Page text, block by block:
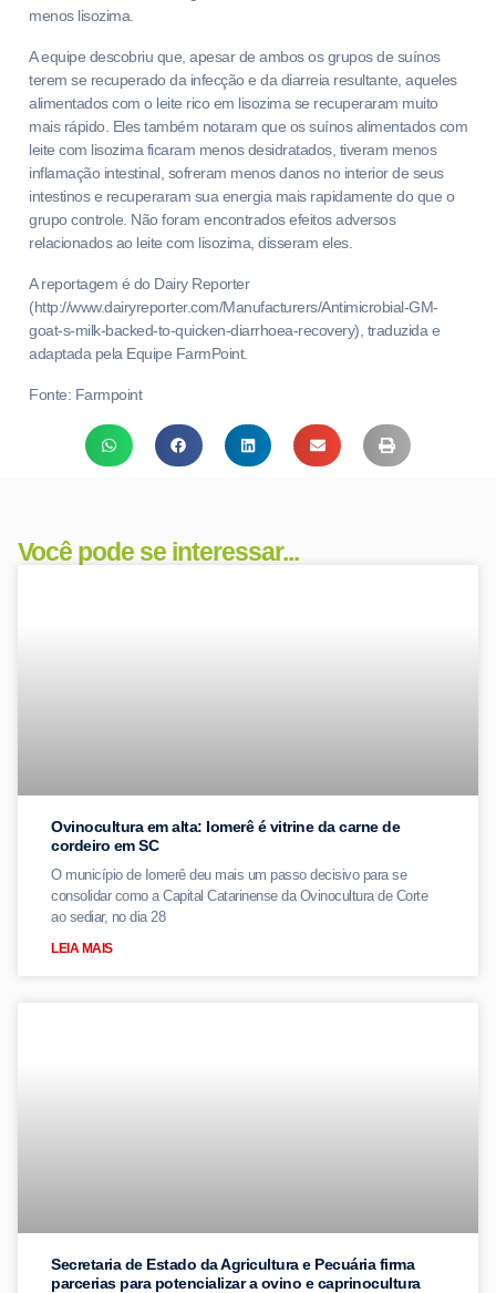
menos lisozima.
A equipe descobriu que, apesar de ambos os grupos de suínos
terem se recuperado da infecção e da diarreia resultante, aqueles
alimentados com o leite rico em lisozima se recuperaram muito
mais rápido. Eles também notaram que os suínos alimentados com
leite com lisozima ficaram menos desidratados, tiveram menos
inflamação intestinal, sofreram menos danos no interior de seus
intestinos e recuperaram sua energia mais rapidamente do que o
grupo controle. Não foram encontrados efeitos adversos
relacionados ao leite com lisozima, disseram eles.
A reportagem é do Dairy Reporter
(http://www.dairyreporter.com/Manufacturers/Antimicrobial-GM-
goat-s-milk-backed-to-quicken-diarrhoea-recovery), traduzida e
adaptada pela Equipe FarmPoint.
Fonte: Farmpoint
Você pode se interessar...
Ovinocultura em alta: Iomerê é vitrine da carne de
cordeiro em SC
O município de Iomerê deu mais um passo decisivo para se
consolidar como a Capital Catarinense da Ovinocultura de Corte
ao sediar, no dia 28
LEIA MAIS
Secretaria de Estado da Agricultura e Pecuária firma
parcerias para potencializar a ovino e caprinocultura